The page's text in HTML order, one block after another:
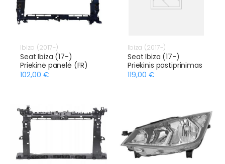
Ibiza (2017-)
Seat Ibiza (17-)
Priekinė panelė (FR)
102,00 €
Ibiza (2017-)
Seat Ibiza (17-)
Priekinis pastiprinimas
119,00 €